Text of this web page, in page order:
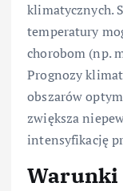
klimatycznych.
temperatury
chorobom (np.
Prognozy
obszarów
zwiększa
intensyfikację
Warunki